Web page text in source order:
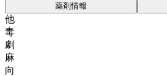
薬剤情報
他
毒
劇
麻
向